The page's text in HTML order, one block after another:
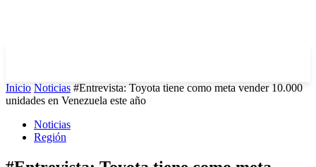
Inicio Noticias #Entrevista: Toyota tiene como meta vender 10.000
unidades en Venezuela este año
Noticias
Región